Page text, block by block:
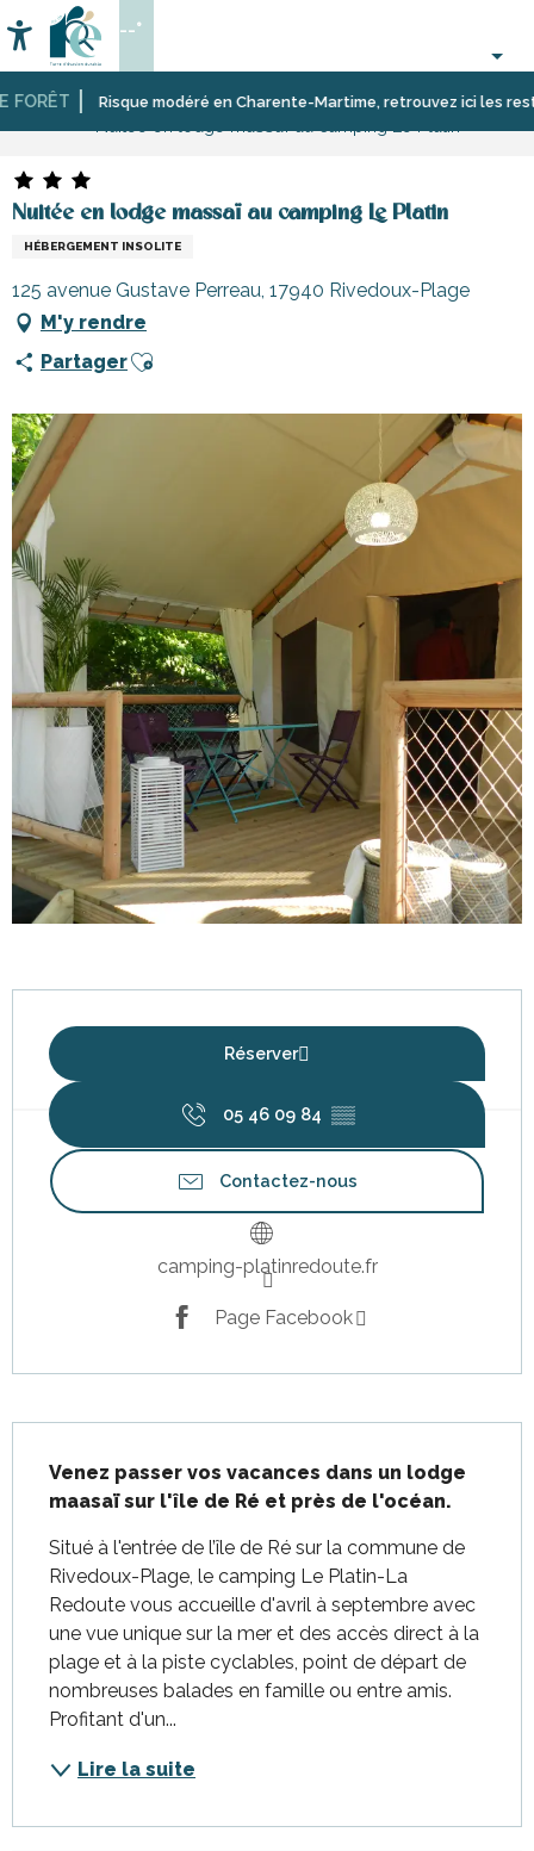
au
contenu
principalRisque modéré en Charente-Martime, retrouvez ici les
Accessibilité
Recherche
--°
Accueil
Nuitée en lodge massaï au camping Le Platin
HÉBERGEMENT INSOLITE
125 avenue Gustave Perreau, 17940 Rivedoux-Plage
M'y rendre
PartagerAjouter aux favoris
Réserver
05 46 09 84 ▒▒
Contactez-nous
camping-platinredoute.fr
Page Facebook
Venez passer vos vacances dans un lodge
maasaï sur l'île de Ré et près de l'océan.
Situé à l'entrée de l’île de Ré sur la commune de
Rivedoux-Plage, le camping Le Platin-La
Redoute vous accueille d'avril à septembre avec
une vue unique sur la mer et des accès direct à la
plage et à la piste cyclables, point de départ de
nombreuses balades en famille ou entre amis.
Profitant d'un...
Lire la suite